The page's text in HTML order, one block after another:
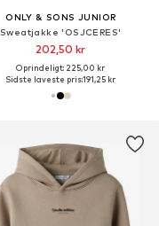
ONLY & SONS JUNIOR
Sweatjakke 'OSJCERES'
202,50 kr
Oprindeligt: 225,00 kr
Sidste laveste pris:191,25 kr